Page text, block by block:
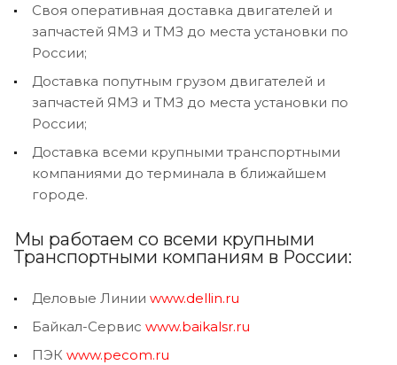
Своя оперативная доставка двигателей и
запчастей ЯМЗ и ТМЗ до места установки по
России;
Доставка попутным грузом двигателей и
запчастей ЯМЗ и ТМЗ до места установки по
России;
Доставка всеми крупными транспортными
компаниями до терминала в ближайшем
городе.
Мы работаем со всеми крупными
Транспортными компаниям в России:
Деловые Линии www.dellin.ru
Байкал-Сервис www.baikalsr.ru
ПЭК www.pecom.ru